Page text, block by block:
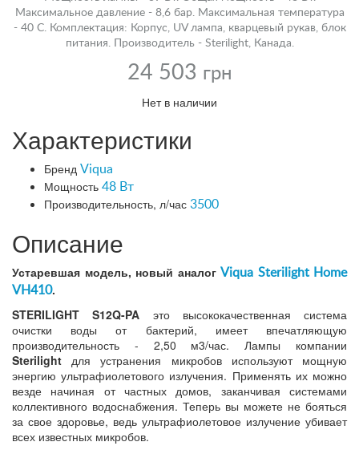
Максимальное давление - 8,6 бар. Максимальная температура
- 40 С. Комплектация: Корпус, UV лампа, кварцевый рукав, блок
питания. Производитель - Sterilight, Канада.
24 503 грн
Нет в наличии
Характеристики
Бренд Viqua
Мощность 48 Вт
Производительность, л/час 3500
Описание
Устаревшая модель, новый аналог Viqua Sterilight Home
VH410.
STERILIGHT S12Q-PA это высококачественная система
очистки воды от бактерий, имеет впечатляющую
производительность - 2,50 м3/час. Лампы компании
Sterilight для устранения микробов используют мощную
энергию ультрафиолетового излучения. Применять их можно
везде начиная от частных домов, заканчивая системами
коллективного водоснабжения. Теперь вы можете не бояться
за свое здоровье, ведь ультрафиолетовое излучение убивает
всех известных микробов.